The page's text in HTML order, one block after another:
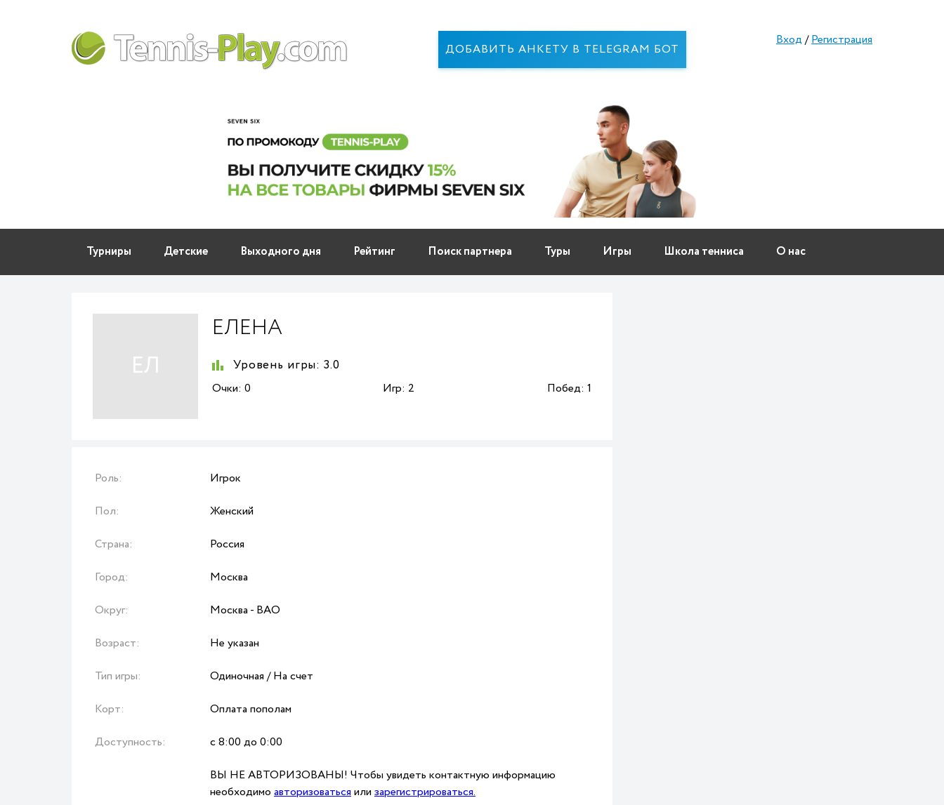
ДОБАВИТЬ АНКЕТУ В TELEGRAM БОТ
Вход /Регистрация
Турниры Детские Выходного дня Рейтинг Поиск партнера Туры Игры Школа тенниса О нас
ЕЛ
ЕЛЕНА
Уровень игры: 3.0
Очки: 0 Игр: 2 Побед: 1
Роль: Игрок
Пол: Женский
Страна: Россия
Город: Москва
Округ: Москва - ВАО
Возраст: Не указан
Тип игры: Одиночная / На счет
Корт: Оплата пополам
Доступность: с 8:00 до 0:00
ВЫ НЕ АВТОРИЗОВАНЫ! Чтобы увидеть контактную информацию
необходимо авторизоватьсяили зарегистрироваться.